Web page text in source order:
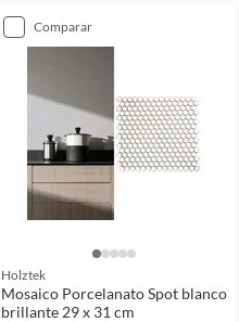
comparar
Holztek
Mosaico Porcelanato Spot blanco
brillante 29 x 31 cm